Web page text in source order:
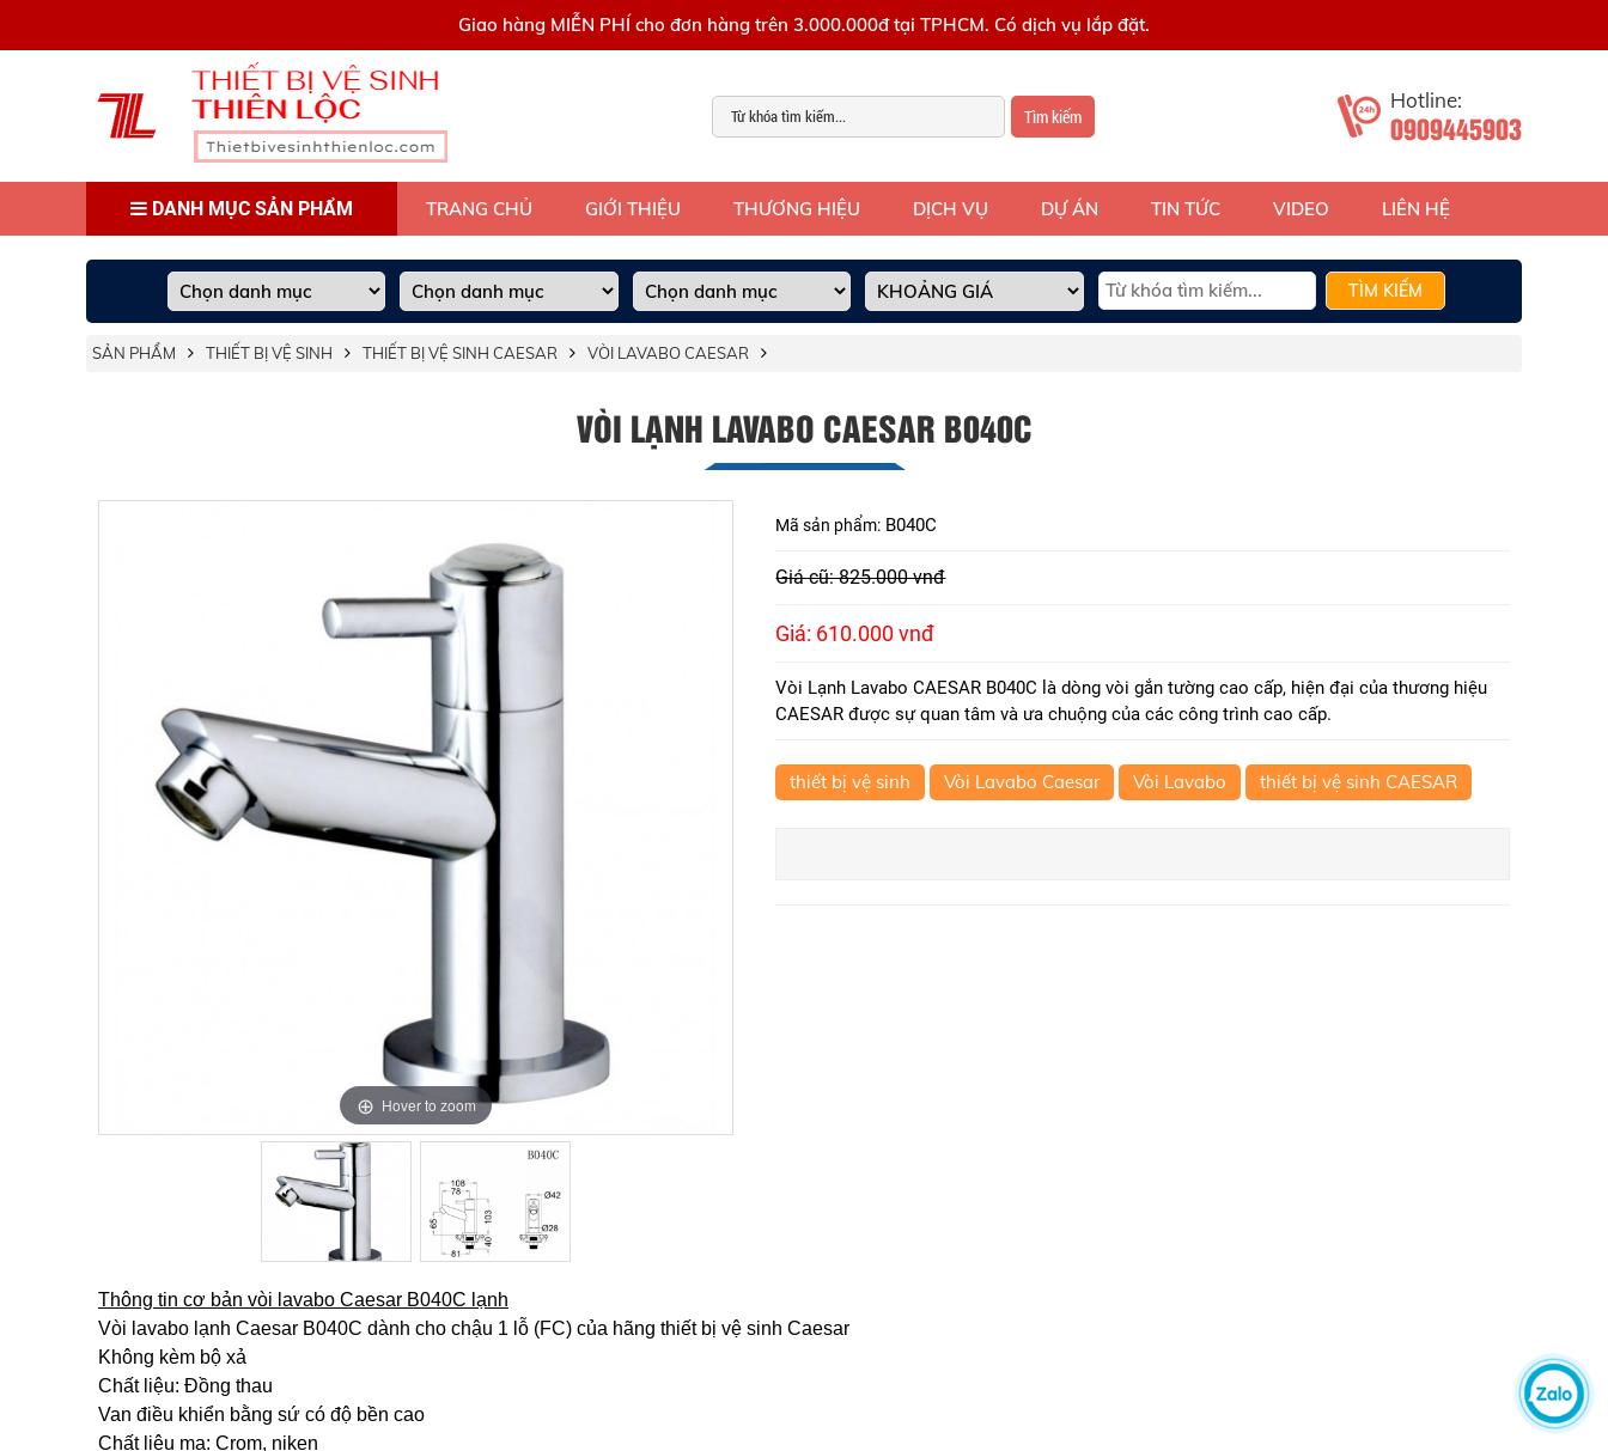
Giao hàng MIỄN PHÍ cho đơn hàng trên 3.000.000đ tại TPHCM. Có dịch vụ lắp đặt.
Tìm kiếm
Hotline:
0909445903
DANH MỤC SẢN PHẨM TRANG CHỦ GIỚI THIỆU THƯƠNG HIỆU DỊCH VỤ DỰ ÁN TIN TỨC VIDEO LIÊN HỆ
TÌM KIẾM
SẢN PHẨM THIẾT BỊ VỆ SINH THIẾT BỊ VỆ SINH CAESAR VÒI LAVABO CAESAR
VÒI LẠNH LAVABO CAESAR B040C
Hover to zoom
Hover to zoom
Mã sản phẩm: B040C
Giá cũ: 825.000 vnđ
Giá: 610.000 vnđ
Vòi Lạnh Lavabo CAESAR B040C là dòng vòi gắn tường cao cấp, hiện đại của thương hiệu
CAESAR được sự quan tâm và ưa chuộng của các công trình cao cấp.
thiết bị vệ sinh Vòi Lavabo Caesar Vòi Lavabo thiết bị vệ sinh CAESAR
Thông tin cơ bản vòi lavabo Caesar B040C lạnh
Vòi lavabo lạnh Caesar B040C dành cho chậu 1 lỗ (FC) của hãng thiết bị vệ sinh Caesar
Không kèm bộ xả
Chất liệu: Đồng thau
Van điều khiển bằng sứ có độ bền cao
Chất liệu mạ: Crom, niken